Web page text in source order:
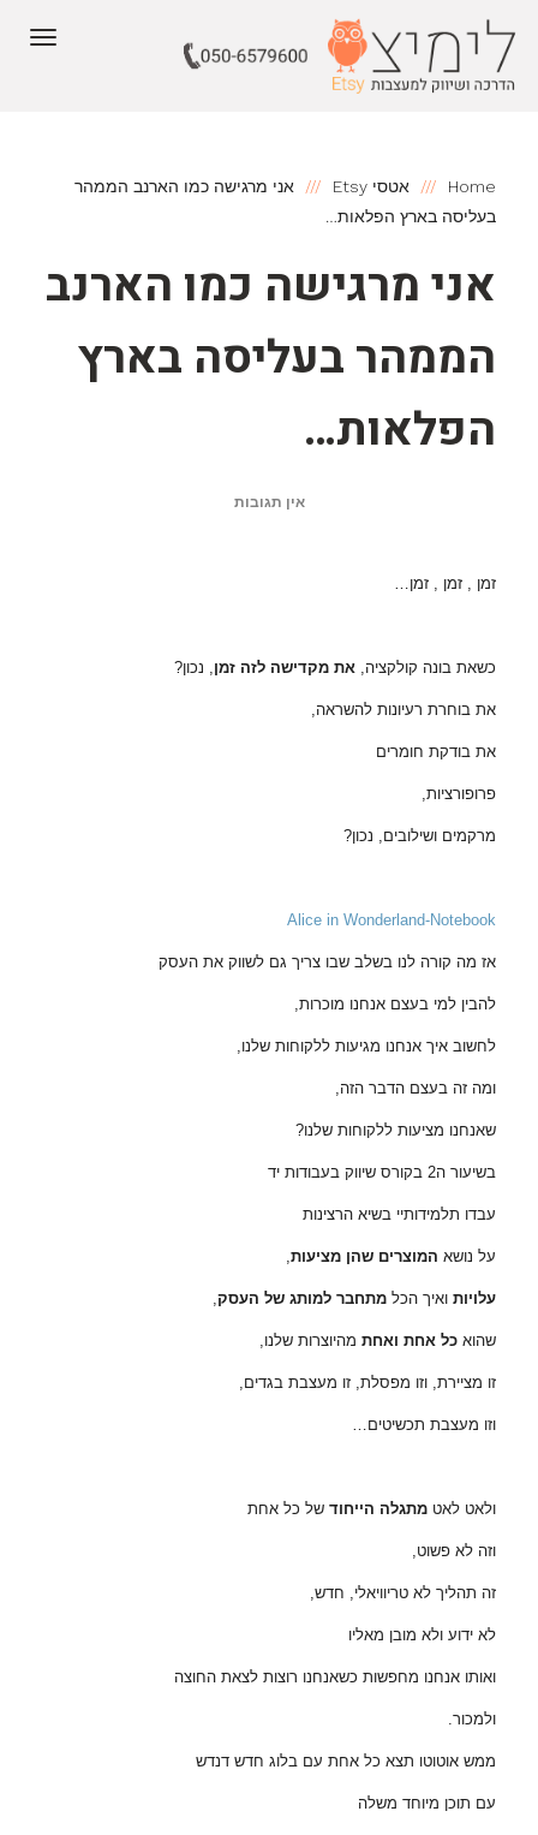
Home אטסי Etsy
אני מרגישה כמו הארנב הממהר
בעליסה בארץ הפלאות…
אני מרגישה כמו הארנב
הממהר בעליסה בארץ
הפלאות…
אין תגובות
זמן , זמן , זמן…
כשאת בונה קולקציה, את מקדישה לזה זמן, נכון?
את בוחרת רעיונות להשראה,
את בודקת חומרים
פרופורציות,
מרקמים ושילובים, נכון?
Alice in Wonderland-Notebook
אז מה קורה לנו בשלב שבו צריך גם לשווק את העסק
להבין למי בעצם אנחנו מוכרות,
לחשוב איך אנחנו מגיעות ללקוחות שלנו,
ומה זה בעצם הדבר הזה,
שאנחנו מציעות ללקוחות שלנו?
בשיעור ה2 בקורס שיווק בעבודות יד
עבדו תלמידותיי בשיא הרצינות
על נושא המוצרים שהן מציעות,
עלויות ואיך הכל מתחבר למותג של העסק,
שהוא כל אחת ואחת מהיוצרות שלנו,
זו מציירת, וזו מפסלת, זו מעצבת בגדים,
וזו מעצבת תכשיטים…
ולאט לאט מתגלה הייחוד של כל אחת
וזה לא פשוט,
זה תהליך לא טריוויאלי, חדש,
לא ידוע ולא מובן מאליו
ואותו אנחנו מחפשות כשאנחנו רוצות לצאת החוצה
ולמכור.
ממש אוטוטו תצא כל אחת עם בלוג חדש דנדש
עם תוכן מיוחד משלה